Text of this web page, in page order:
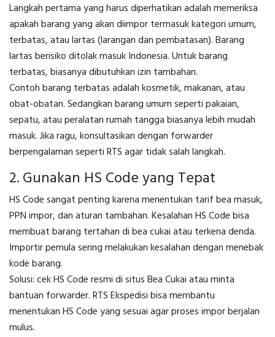
Langkah pertama yang harus diperhatikan adalah memeriksa
apakah barang yang akan diimpor termasuk kategori umum,
terbatas, atau lartas (larangan dan pembatasan). Barang
lartas berisiko ditolak masuk Indonesia. Untuk barang
terbatas, biasanya dibutuhkan izin tambahan.
Contoh barang terbatas adalah kosmetik, makanan, atau
obat-obatan. Sedangkan barang umum seperti pakaian,
sepatu, atau peralatan rumah tangga biasanya lebih mudah
masuk. Jika ragu, konsultasikan dengan forwarder
berpengalaman seperti RTS agar tidak salah langkah.
2. Gunakan HS Code yang Tepat
HS Code sangat penting karena menentukan tarif bea masuk,
PPN impor, dan aturan tambahan. Kesalahan HS Code bisa
membuat barang tertahan di bea cukai atau terkena denda.
Importir pemula sering melakukan kesalahan dengan menebak
kode barang.
Solusi: cek HS Code resmi di situs Bea Cukai atau minta
bantuan forwarder. RTS Ekspedisi bisa membantu
menentukan HS Code yang sesuai agar proses impor berjalan
mulus.